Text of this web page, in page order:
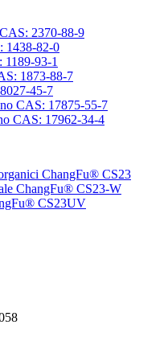
2370-88-9
1438-82-0
1189-93-1
1873-88-7
45-7
CAS: 17875-55-7
CAS: 17962-34-4
ChangFu® CS23
ChangFu® CS23-W
CS23UV